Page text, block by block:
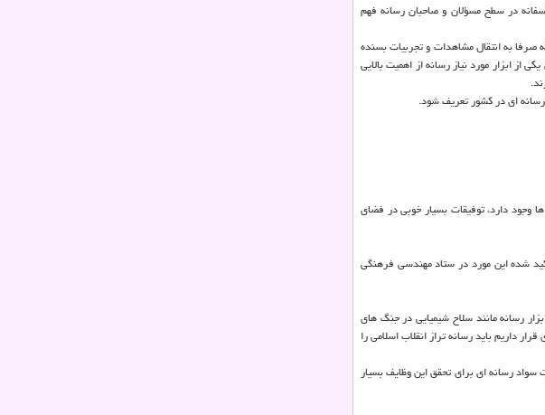
در سطح مسؤلان و صاحبان رسانه فهم
صرفا به انتقال مشاهدات و تجربیات بسنده
از ابزار مورد نیاز رسانه از اهمیت بالایی
ای در کشور تعریف شود.
وجود دارد، توفیقات بسیار خوبی در فضای
بر تشکیل قرارگاه رسانه ای تاکید شده این مورد در ستاد مهندسی فرهنگی
رسانه مانند سلاح شیمیایی در جنگ های
داریم باید رسانه تراز انقلاب اسلامی را
سواد رسانه ای برای تحقق این وظایف بسیار